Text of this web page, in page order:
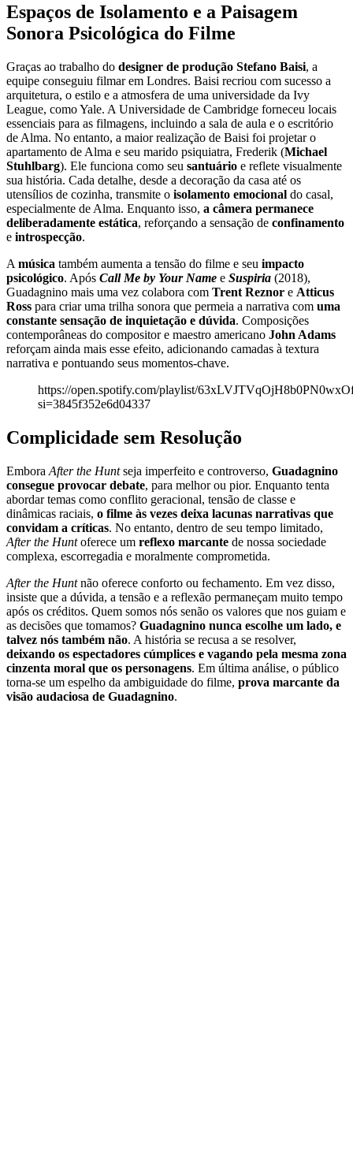
Espaços de Isolamento e a Paisagem
Sonora Psicológica do Filme
Graças ao trabalho do designer de produção Stefano Baisi, a
equipe conseguiu filmar em Londres. Baisi recriou com sucesso a
arquitetura, o estilo e a atmosfera de uma universidade da Ivy
League, como Yale. A Universidade de Cambridge forneceu locais
essenciais para as filmagens, incluindo a sala de aula e o escritório
de Alma. No entanto, a maior realização de Baisi foi projetar o
apartamento de Alma e seu marido psiquiatra, Frederik (Michael
Stuhlbarg). Ele funciona como seu santuário e reflete visualmente
sua história. Cada detalhe, desde a decoração da casa até os
utensílios de cozinha, transmite o isolamento emocional do casal,
especialmente de Alma. Enquanto isso, a câmera permanece
deliberadamente estática, reforçando a sensação de confinamento
e introspecção.
A música também aumenta a tensão do filme e seu impacto
psicológico. Após Call Me by Your Name e Suspiria (2018),
Guadagnino mais uma vez colabora com Trent Reznor e Atticus
Ross para criar uma trilha sonora que permeia a narrativa com uma
constante sensação de inquietação e dúvida. Composições
contemporâneas do compositor e maestro americano John Adams
reforçam ainda mais esse efeito, adicionando camadas à textura
narrativa e pontuando seus momentos-chave.
https://open.spotify.com/playlist/
si=3845f352e6d04337
Complicidade sem Resolução
Embora After the Huntseja imperfeito e controverso, Guadagnino
consegue provocar debate, para melhor ou pior. Enquanto tenta
abordar temas como conflito geracional, tensão de classe e
dinâmicas raciais, o filme às vezes deixa lacunas narrativas que
convidam a críticas. No entanto, dentro de seu tempo limitado,
After the Huntoferece um reflexo marcante de nossa sociedade
complexa, escorregadia e moralmente comprometida.
After the Huntnão oferece conforto ou fechamento. Em vez disso,
insiste que a dúvida, a tensão e a reflexão permaneçam muito tempo
após os créditos. Quem somos nós senão os valores que nos guiam e
as decisões que tomamos? Guadagnino nunca escolhe um lado, e
talvez nós também não. A história se recusa a se resolver,
deixando os espectadores cúmplices e vagando pela mesma zona
cinzenta moral que os personagens. Em última análise, o público
torna-se um espelho da ambiguidade do filme, prova marcante da
visão audaciosa de Guadagnino.